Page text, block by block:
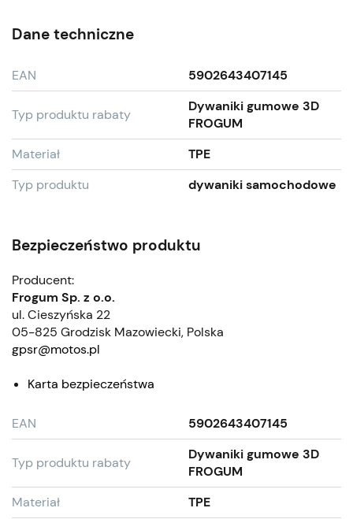
Dane techniczne
EAN 5902643407145
Typ produktu rabaty
Dywaniki gumowe 3D
FROGUM
Materiał
TPE
Typ produktu
dywaniki samochodowe
Bezpieczeństwo produktu
Producent:
Frogum Sp. z o.o.
ul. Cieszyńska 22
05-825 Grodzisk Mazowiecki, Polska
gpsr@motos.pl
Karta bezpieczeństwa
EAN 5902643407145
Typ produktu rabaty
Dywaniki gumowe 3D
FROGUM
Materiał
TPE